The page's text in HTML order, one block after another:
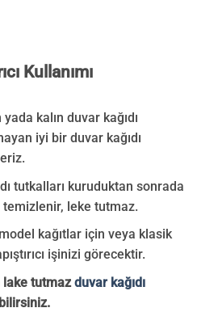
Kullanımı
kalın duvar kağıdı
iyi bir duvar kağıdı
tutkalları kuruduktan sonrada
leke tutmaz.
kağıtlar için veya klasik
işinizi görecektir.
lake tutmazduvar kağıdı